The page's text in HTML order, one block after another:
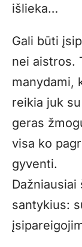
išlieka…
Gali būti
nei aistros.
manydami,
reikia juk
geras
visa ko
gyventi.
santykius: